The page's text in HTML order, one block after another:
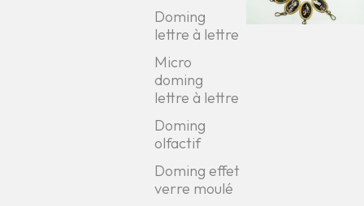
Doming
lettre à lettre
Micro
doming
lettre à lettre
Doming
olfactif
Doming effet
verre moulé